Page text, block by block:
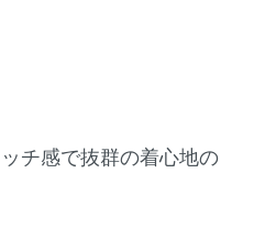
チ感で抜群の着心地の